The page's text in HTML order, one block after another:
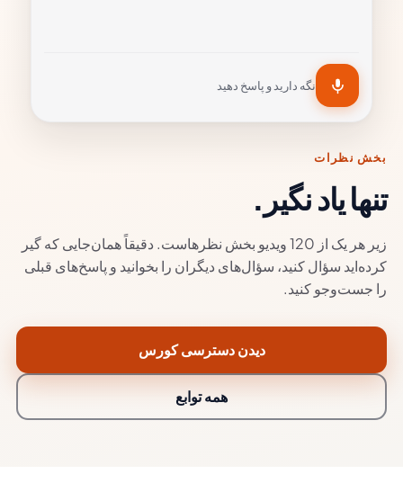
بخش نظرات
تنها یاد نگیر.
زیر هر یک از 120 ویدیو بخش نظرهاست. دقیقاً همان‌جایی که گیر
کرده‌اید سؤال کنید، سؤال‌های دیگران را بخوانید و پاسخ‌های قبلی
را جست‌وجو کنید.
دیدن دسترسی کورس
همه توابع
نگه دارید و پاسخ دهید